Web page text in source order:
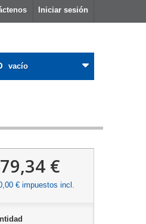
Iniciar sesión
vacío
€
€impuestos incl.